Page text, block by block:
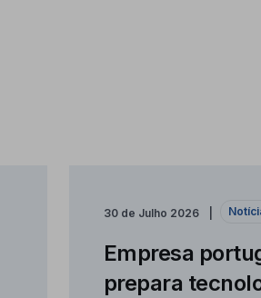
30 de Julho 2026
Empresa
prepara